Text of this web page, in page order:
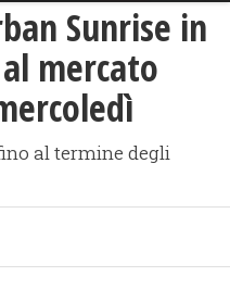
Sunrise in
mercato
al termine degli